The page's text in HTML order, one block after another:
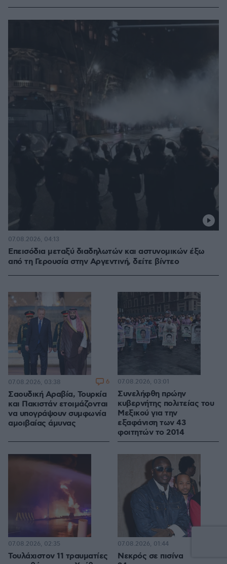
Επεισόδια μεταξύ διαδηλωτών και αστυνομικών έξω
από τη Γερουσία στην Αργεντινή, δείτε βίντεο
07.08.2026, 04:13
Σαουδική Αραβία, Τουρκία
και Πακιστάν ετοιμάζονται
να υπογράψουν συμφωνία
αμοιβαίας άμυνας
07.08.2026, 03:38 6
Συνελήφθη πρώην
κυβερνήτης πολιτείας του
Μεξικού για την
εξαφάνιση των 43
φοιτητών το 2014
07.08.2026, 03:01
Τουλάχιστον 11 τραυματίες
07.08.2026, 02:35
Νεκρός σε πισίνα
07.08.2026, 01:44